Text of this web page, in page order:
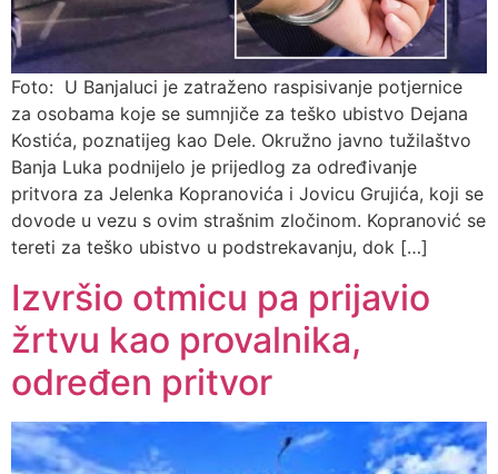
Foto: U Banjaluci je zatraženo raspisivanje potjernice
za osobama koje se sumnjiče za teško ubistvo Dejana
Kostića, poznatijeg kao Dele. Okružno javno tužilaštvo
Banja Luka podnijelo je prijedlog za određivanje
pritvora za Jelenka Kopranovića i Jovicu Grujića, koji se
dovode u vezu s ovim strašnim zločinom. Kopranović se
tereti za teško ubistvo u podstrekavanju, dok […]
Izvršio otmicu pa prijavio
žrtvu kao provalnika,
određen pritvor